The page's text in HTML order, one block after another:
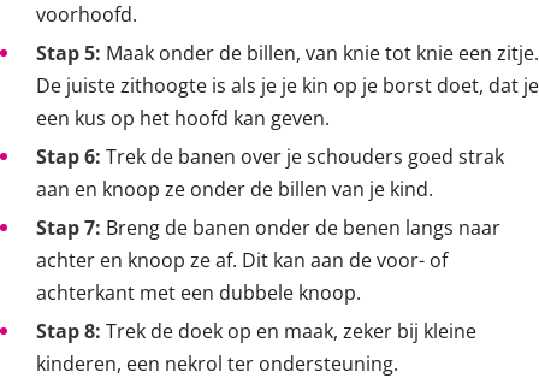
voorhoofd.
Stap 5: Maak onder de billen, van knie tot knie een zitje.
De juiste zithoogte is als je je kin op je borst doet, dat je
een kus op het hoofd kan geven.
Stap 6: Trek de banen over je schouders goed strak
aan en knoop ze onder de billen van je kind.
Stap 7: Breng de banen onder de benen langs naar
achter en knoop ze af. Dit kan aan de voor- of
achterkant met een dubbele knoop.
Stap 8: Trek de doek op en maak, zeker bij kleine
kinderen, een nekrol ter ondersteuning.